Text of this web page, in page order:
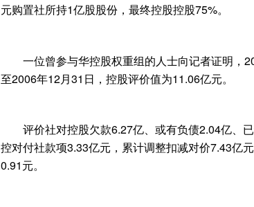
元购置社所持1亿股股份，最终控股控股75%。
一位曾参与华控股权重组的人士向记者证明，
至2006年12月31日，控股评价值为11.06亿元。
评价社对控股欠款6.27亿、或有负债2.04亿、
控对付社款项3.33亿元，累计调整扣减对价7.43亿
0.91元。